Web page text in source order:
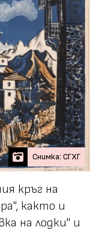
Снимка: СГХГ
кръг на
както и
на лодки" и